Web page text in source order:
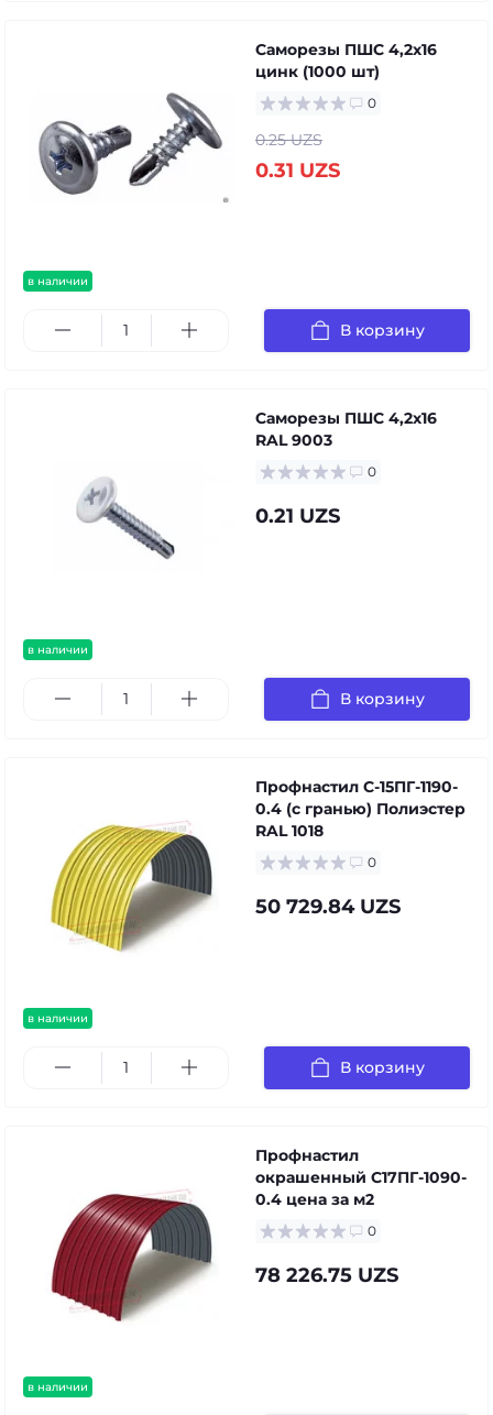
в наличии
Саморезы ПШС 4,2х16
цинк (1000 шт)
0
0.25 UZS
0.31 UZS
В корзину
в наличии
Саморезы ПШС 4,2х16
RAL 9003
0
0.21 UZS
В корзину
в наличии
Профнастил С-15ПГ-1190-
0.4 (с гранью) Полиэстер
RAL 1018
0
50 729.84 UZS
В корзину
в наличии
Профнастил
окрашенный С17ПГ-1090-
0.4 цена за м2
0
78 226.75 UZS